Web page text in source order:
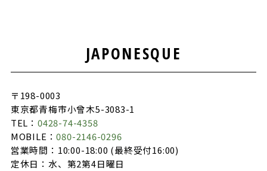
JAPONESQUE
〒198-0003
東京都青梅市小曾木5-3083-1
TEL：0428-74-4358
MOBILE：080-2146-0296
営業時間：10:00-18:00 (最終受付16:00)
定休日：水、第2第4日曜日